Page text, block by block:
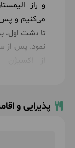
و راز
می‌کنیم و پس
تا دشت اول،
نمود. پس از
از
پذیرایی و